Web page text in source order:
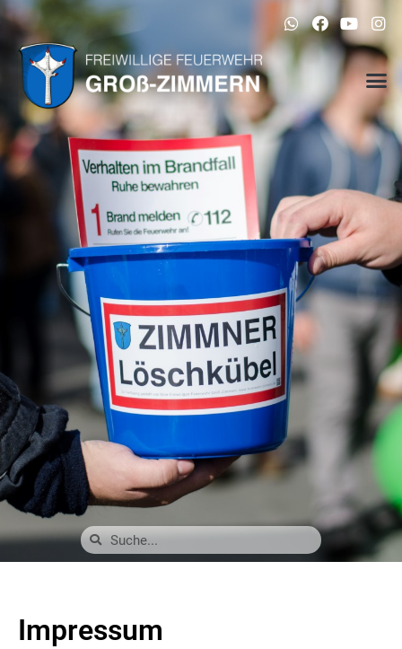
Impressum
Impressum